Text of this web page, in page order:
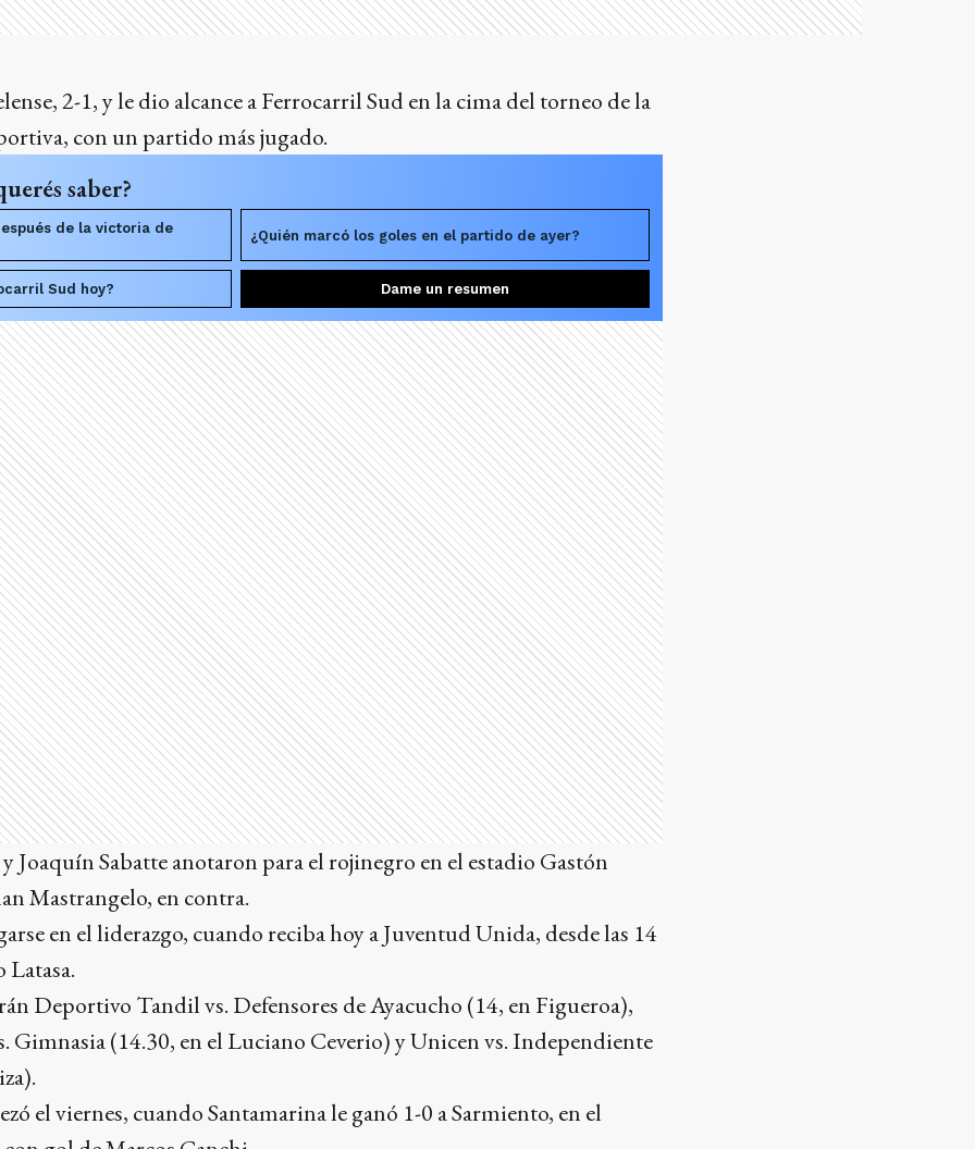
2-1, y le dio alcance a Ferrocarril Sud en la cima del torneo de la
con un partido más jugado.
saber?
de la victoria de ¿Quién marcó los goles en el partido de ayer?
Sud hoy? Dame un resumen
Joaquín Sabatte anotaron para el rojinegro en el estadio Gastón
Mastrangelo, en contra.
en el liderazgo, cuando reciba hoy a Juventud Unida, desde las 14
Latasa.
Deportivo Tandil vs. Defensores de Ayacucho (14, en Figueroa),
Gimnasia (14.30, en el Luciano Ceverio) y Unicen vs. Independiente
el viernes, cuando Santamarina le ganó 1-0 a Sarmiento, en el